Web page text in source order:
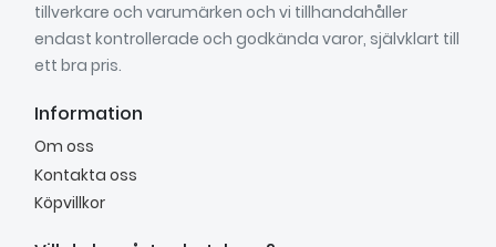
tillverkare och varumärken och vi tillhandahåller
endast kontrollerade och godkända varor, självklart till
ett bra pris.
Information
Om oss
Kontakta oss
Köpvillkor